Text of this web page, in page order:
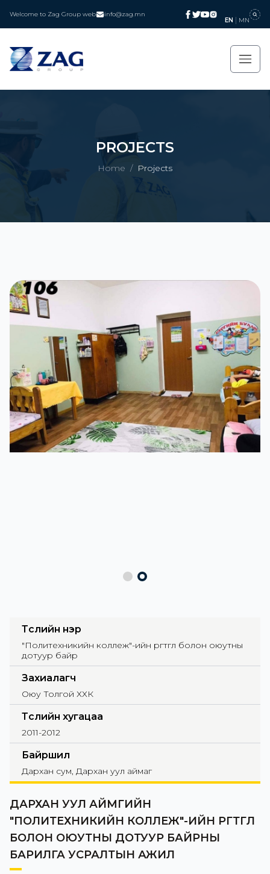
Welcome to Zag Group web info@zag.mn
EN MN
PROJECTS
Home / Projects
Төслийн нэр
"Политехникийн коллеж"-ийн өргөтгөл болон оюутны
дотуур байр
Захиалагч
Оюу Толгой ХХК
Төслийн хугацаа
2011-2012
Байршил
Дархан сум, Дархан уул аймаг
ДАРХАН УУЛ АЙМГИЙН
"ПОЛИТЕХНИКИЙН КОЛЛЕЖ"-ИЙН ӨРГӨТГӨЛ
БОЛОН ОЮУТНЫ ДОТУУР БАЙРНЫ
БАРИЛГА УСРАЛТЫН АЖИЛ